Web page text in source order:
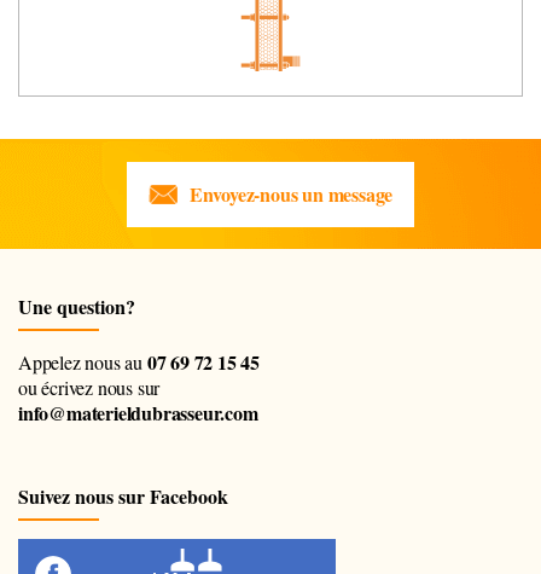
Envoyez-nous un message
Une question?
Appelez nous au 07 69 72 15 45
ou écrivez nous sur
info@materieldubrasseur.com
Suivez nous sur Facebook